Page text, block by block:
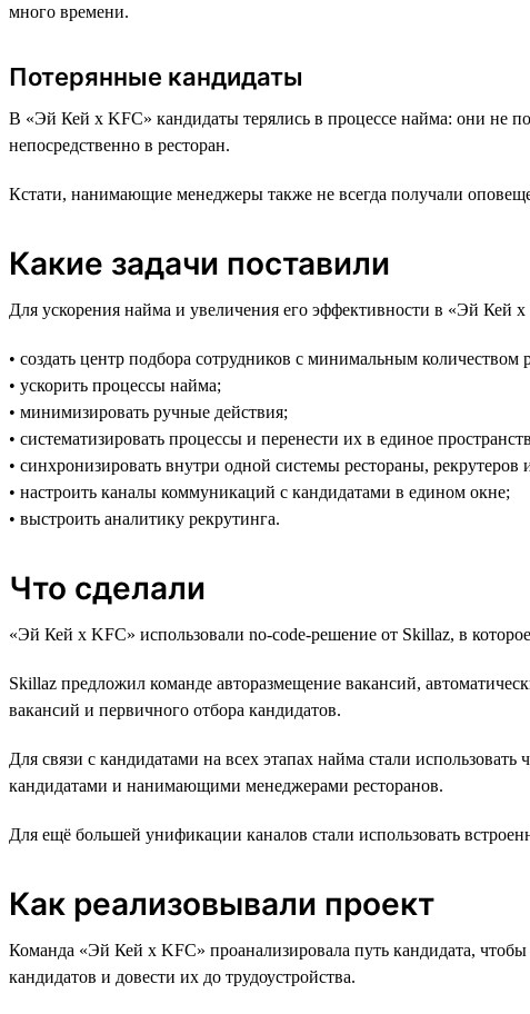
много времени.
Потерянные кандидаты
В «Эй Кей x KFC» кандидаты терялись в процессе найма: они не
непосредственно в ресторан.
Кстати, нанимающие менеджеры также не всегда получали
Какие задачи поставили
Для ускорения найма и увеличения его эффективности в «Эй Кей
• создать центр подбора сотрудников с минимальным количеством
• ускорить процессы найма;
• минимизировать ручные действия;
• систематизировать процессы и перенести их в единое
• синхронизировать внутри одной системы рестораны, рекрутеров
• настроить каналы коммуникаций с кандидатами в едином окне;
• выстроить аналитику рекрутинга.
Что сделали
«Эй Кей x KFC» использовали no-code-решение от Skillaz, в
Skillaz предложил команде авторазмещение вакансий,
вакансий и первичного отбора кандидатов.
Для связи с кандидатами на всех этапах найма стали
кандидатами и нанимающими менеджерами ресторанов.
Для ещё большей унификации каналов стали использовать
Как реализовывали проект
Команда «Эй Кей x KFC» проанализировала путь кандидата, чтобы
кандидатов и довести их до трудоустройства.